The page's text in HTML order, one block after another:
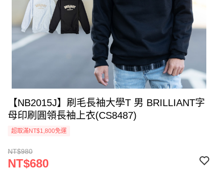
【NB2015J】刷毛長袖大學T 男 BRILLIANT字
母印刷圓領長袖上衣(CS8487)
超取滿NT$1,800免運
NT$980
NT$680